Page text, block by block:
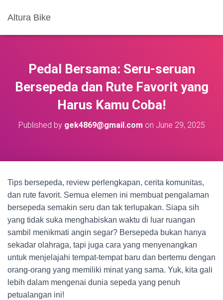
Altura Bike
Pedal Bersama: Seru-seruan
Bersepeda dan Rute Favorit yang
Harus Kamu Coba!
Published by gek4869@gmail.com on June 29, 2025
Tips bersepeda, review perlengkapan, cerita komunitas,
dan rute favorit. Semua elemen ini membuat pengalaman
bersepeda semakin seru dan tak terlupakan. Siapa sih
yang tidak suka menghabiskan waktu di luar ruangan
sambil menikmati angin segar? Bersepeda bukan hanya
sekadar olahraga, tapi juga cara yang menyenangkan
untuk menjelajahi tempat-tempat baru dan bertemu dengan
orang-orang yang memiliki minat yang sama. Yuk, kita gali
lebih dalam mengenai dunia sepeda yang penuh
petualangan ini!